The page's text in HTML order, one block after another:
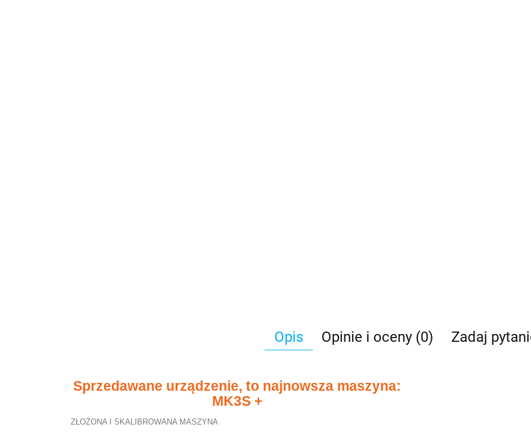
Opis Opinie i oceny (0) Zadaj
Sprzedawane urządzenie, to najnowsza maszyna:
MK3S +
ZŁOŻONA I SKALIBROWANA MASZYNA